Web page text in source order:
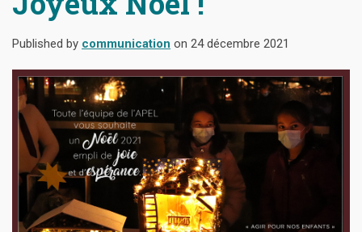
Published by communication on 24 décembre 2021